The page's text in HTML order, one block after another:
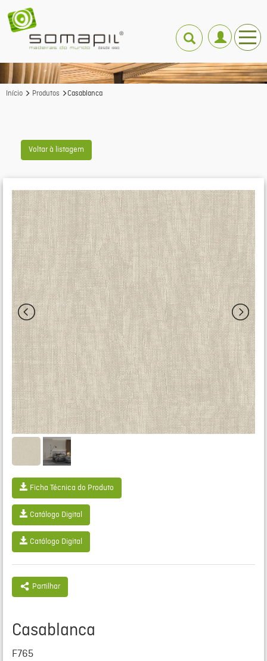
Início Produtos Casablanca
Voltar à listagem
Ficha Técnica do Produto
Catálogo Digital
Catálogo Digital
Partilhar
Casablanca
F765